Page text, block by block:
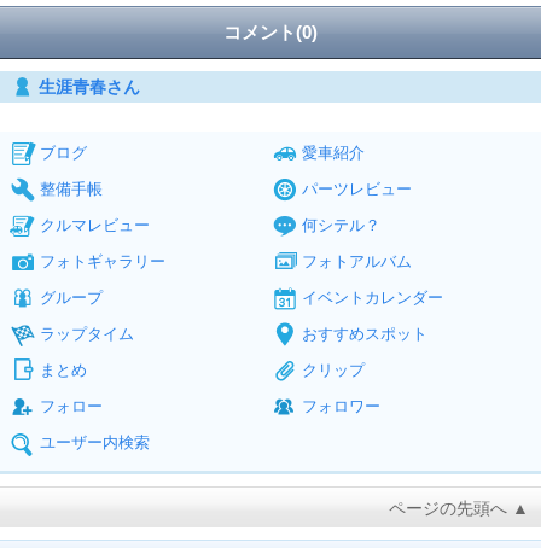
コメント(0)
生涯青春さん
ブログ
愛車紹介
整備手帳
パーツレビュー
クルマレビュー
何シテル？
フォトギャラリー
フォトアルバム
グループ
イベントカレンダー
ラップタイム
おすすめスポット
まとめ
クリップ
フォロー
フォロワー
ユーザー内検索
ページの先頭へ ▲